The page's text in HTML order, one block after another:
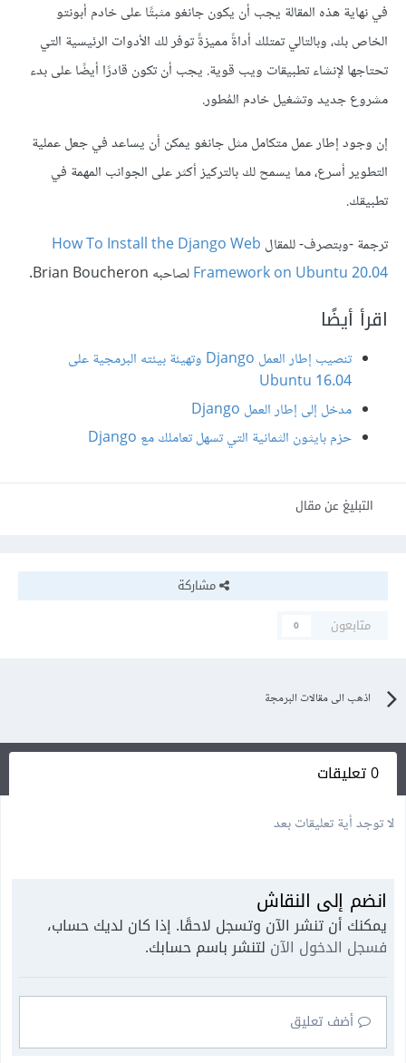
في نهاية هذه المقالة يجب أن يكون جانغو مثبتًا على خادم أبونتو
الخاص بك، وبالتالي تمتلك أداةً مميزةً توفر لك الأدوات الرئيسية التي
تحتاجها لإنشاء تطبيقات ويب قوية. يجب أن تكون قادرًا أيضًا على بدء
مشروع جديد وتشغيل خادم المُطور.
إن وجود إطار عمل متكامل مثل جانغو يمكن أن يساعد في جعل عملية
التطوير أسرع، مما يسمح لك بالتركيز أكثر على الجوانب المهمة في
تطبيقك.
ترجمة -وبتصرف- للمقال How To Install the Django Web
Framework on Ubuntu 20.04لصاحبه Brian Boucheron.
اقرأ أيضًا
تنصيب إطار العمل Django وتهيئة بيئته البرمجية على
Ubuntu 16.04
مدخل إلى إطار العمل Django
حزم بايثون الثمانية التي تسهل تعاملك مع Django
التبليغ عن مقال
مشاركة
متابعون
0
اذهب الى مقالات البرمجة
0 تعليقات
لا توجد أية تعليقات بعد
انضم إلى النقاش
يمكنك أن تنشر الآن وتسجل لاحقًا. إذا كان لديك حساب،
فسجل الدخول الآن لتنشر باسم حسابك.
أضف تعليق